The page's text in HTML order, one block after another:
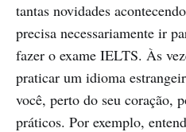
tantas novidades
precisa necessariamente ir
fazer o exame IELTS. Às
praticar um idioma
você, perto do seu coração,
práticos. Por exemplo,